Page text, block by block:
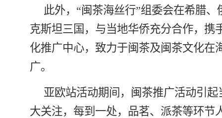
此外，“闽茶海丝行”组委会在希腊、
克斯坦三国，与当地华侨充分合作，携
化推广中心，致力于闽茶及闽茶文化在
广。
亚欧站活动期间，闽茶推广活动引起
大关注，每到一处，品茗、派茶等环节